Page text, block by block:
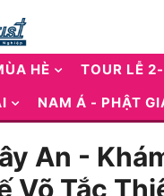
HÈ TOUR LỄ
NAM Á - PHẬT
An -
Võ Tắc